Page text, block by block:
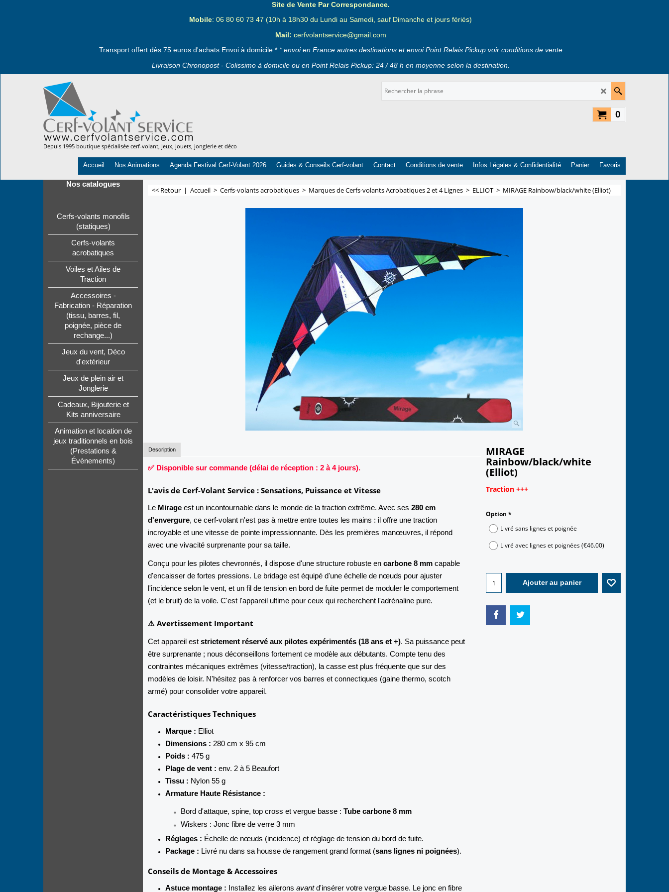
Site de Vente Par Correspondance.
Mobile: 06 80 60 73 47 (10h à 18h30 du Lundi au Samedi, sauf Dimanche et jours fériés)
Mail: cerfvolantservice@gmail.com
Transport offert dès 75 euros d'achats Envoi à domicile * * envoi en France autres destinations et envoi Point Relais Pickup voir conditions de vente
Livraison Chronopost - Colissimo à domicile ou en Point Relais Pickup: 24 / 48 h en moyenne selon la destination.
Depuis 1995 boutique spécialisée cerf-volant, jeux, jouets, jonglerie et déco
0
Accueil Nos Animations Agenda Festival Cerf-Volant 2026 Guides & Conseils Cerf-volant Contact Conditions de vente Infos Légales & Confidentialité Panier Favoris
Nos catalogues
Cerfs-volants monofils
(statiques)
Cerfs-volants
acrobatiques
Voiles et Ailes de
Traction
Accessoires -
Fabrication - Réparation
(tissu, barres, fil,
poignée, pièce de
rechange...)
Jeux du vent, Déco
d'extérieur
Jeux de plein air et
Jonglerie
Cadeaux, Bijouterie et
Kits anniversaire
Animation et location de
jeux traditionnels en bois
(Prestations &
Évènements)
<< Retour | Accueil > Cerfs-volants acrobatiques > Marques de Cerfs-volants Acrobatiques 2 et 4 Lignes > ELLIOT > MIRAGE Rainbow/black/white (Elliot)
MIRAGE
Rainbow/black/white
(Elliot)
Traction +++
Option*
Livré sans lignes et poignée
Description
✅ Disponible sur commande (délai de réception : 2 à 4 jours).
L'avis de Cerf-Volant Service : Sensations, Puissance et Vitesse
Le Mirage est un incontournable dans le monde de la traction extrême. Avec ses 280 cm
d'envergure, ce cerf-volant n'est pas à mettre entre toutes les mains : il offre une traction
incroyable et une vitesse de pointe impressionnante. Dès les premières manœuvres, il répond
avec une vivacité surprenante pour sa taille.
Conçu pour les pilotes chevronnés, il dispose d'une structure robuste en carbone 8 mm capable
d'encaisser de fortes pressions. Le bridage est équipé d'une échelle de nœuds pour ajuster
l'incidence selon le vent, et un fil de tension en bord de fuite permet de moduler le comportement
(et le bruit) de la voile. C'est l'appareil ultime pour ceux qui recherchent l'adrénaline pure.
⚠️ Avertissement Important
Cet appareil est strictement réservé aux pilotes expérimentés (18 ans et +). Sa puissance peut
être surprenante ; nous déconseillons fortement ce modèle aux débutants. Compte tenu des
contraintes mécaniques extrêmes (vitesse/traction), la casse est plus fréquente que sur des
modèles de loisir. N'hésitez pas à renforcer vos barres et connectiques (gaine thermo, scotch
armé) pour consolider votre appareil.
Caractéristiques Techniques
Marque : Elliot
Dimensions : 280 cm x 95 cm
Poids : 475 g
Plage de vent : env. 2 à 5 Beaufort
Tissu : Nylon 55 g
Armature Haute Résistance :
Bord d'attaque, spine, top cross et vergue basse : Tube carbone 8 mm
Wiskers : Jonc fibre de verre 3 mm
Réglages : Échelle de nœuds (incidence) et réglage de tension du bord de fuite.
Package : Livré nu dans sa housse de rangement grand format (sans lignes ni poignées).
Conseils de Montage & Accessoires
Astuce montage : Installez les aileronsavantd'insérer votre vergue basse. Le jonc en fibre